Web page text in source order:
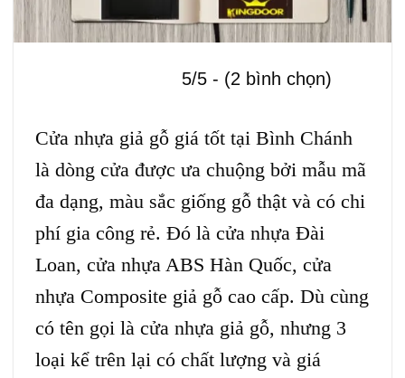
5/5 - (2 bình chọn)
Cửa nhựa giả gỗ giá tốt tại Bình Chánh
là dòng cửa được ưa chuộng bởi mẫu mã
đa dạng, màu sắc giống gỗ thật và có chi
phí gia công rẻ. Đó là cửa nhựa Đài
Loan, cửa nhựa ABS Hàn Quốc, cửa
nhựa Composite giả gỗ cao cấp. Dù cùng
có tên gọi là cửa nhựa giả gỗ, nhưng 3
loại kể trên lại có chất lượng và giá